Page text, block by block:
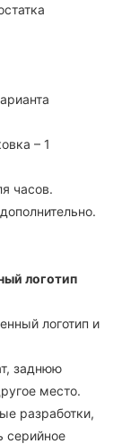
– 1
часов.
логотип
логотип и
заднюю
место.
разработки,
серийное